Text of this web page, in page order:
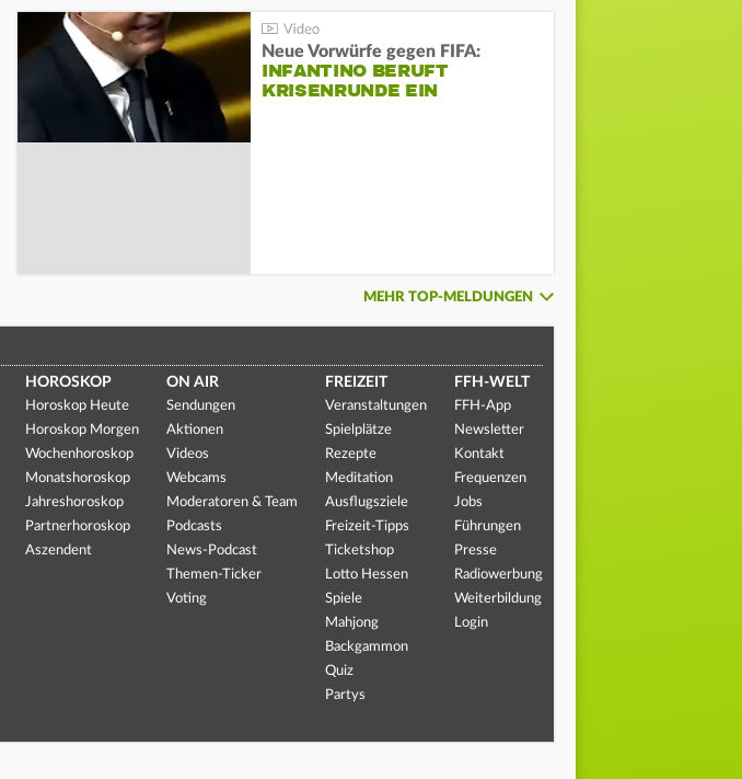
Neue Vorwürfe gegen FIFA:
INFANTINO BERUFT
KRISENRUNDE EIN
MEHR TOP-MELDUNGEN
HOROSKOP
Horoskop Heute
Horoskop Morgen
Wochenhoroskop
Monatshoroskop
Jahreshoroskop
Partnerhoroskop
Aszendent
ON AIR
Sendungen
Aktionen
Videos
Webcams
Moderatoren & Team
Podcasts
News-Podcast
Themen-Ticker
Voting
FREIZEIT
Veranstaltungen
Spielplätze
Rezepte
Meditation
Ausflugsziele
Freizeit-Tipps
Ticketshop
Lotto Hessen
Spiele
Mahjong
Backgammon
Quiz
Partys
FFH-WELT
FFH-App
Newsletter
Kontakt
Frequenzen
Jobs
Führungen
Presse
Radiowerbung
Weiterbildung
Login